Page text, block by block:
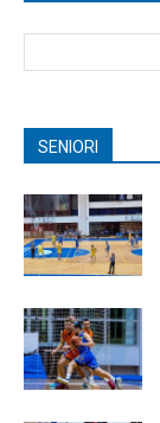
SENIORI